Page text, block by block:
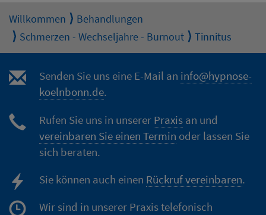
Willkommen
Behandlungen
Schmerzen - Wechseljahre - Burnout
Tinnitus
Senden Sie uns eine E-Mail an info@hypnose-
koelnbonn.de.
Rufen Sie uns in unserer Praxis an und
vereinbaren Sie einen Termin oder lassen Sie
sich beraten.
Sie können auch einen Rückruf vereinbaren.
Wir sind in unserer Praxis telefonisch